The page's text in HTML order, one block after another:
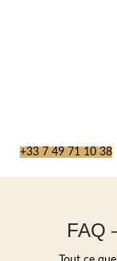
+33 7 49 71 10 38
FAQ